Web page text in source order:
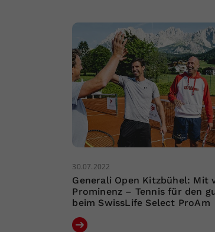
30.07.2022
Generali Open Kitzbühel: Mit
Prominenz – Tennis für den
beim SwissLife Select ProAm